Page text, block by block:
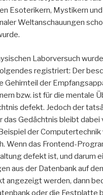
Esoterikern, Mystikern
Weltanschauungen
Laborversuch
registriert: Der
Gehirnteil der
bzw. ist für die mentale
defekt. Jedoch der
das Gedächtnis bleibt dabei
der Computertechnik
Wenn das Frontend-
defekt ist, und darum
aus der Datenbank auf
angezeigt werden, dann
oder die Festplatte